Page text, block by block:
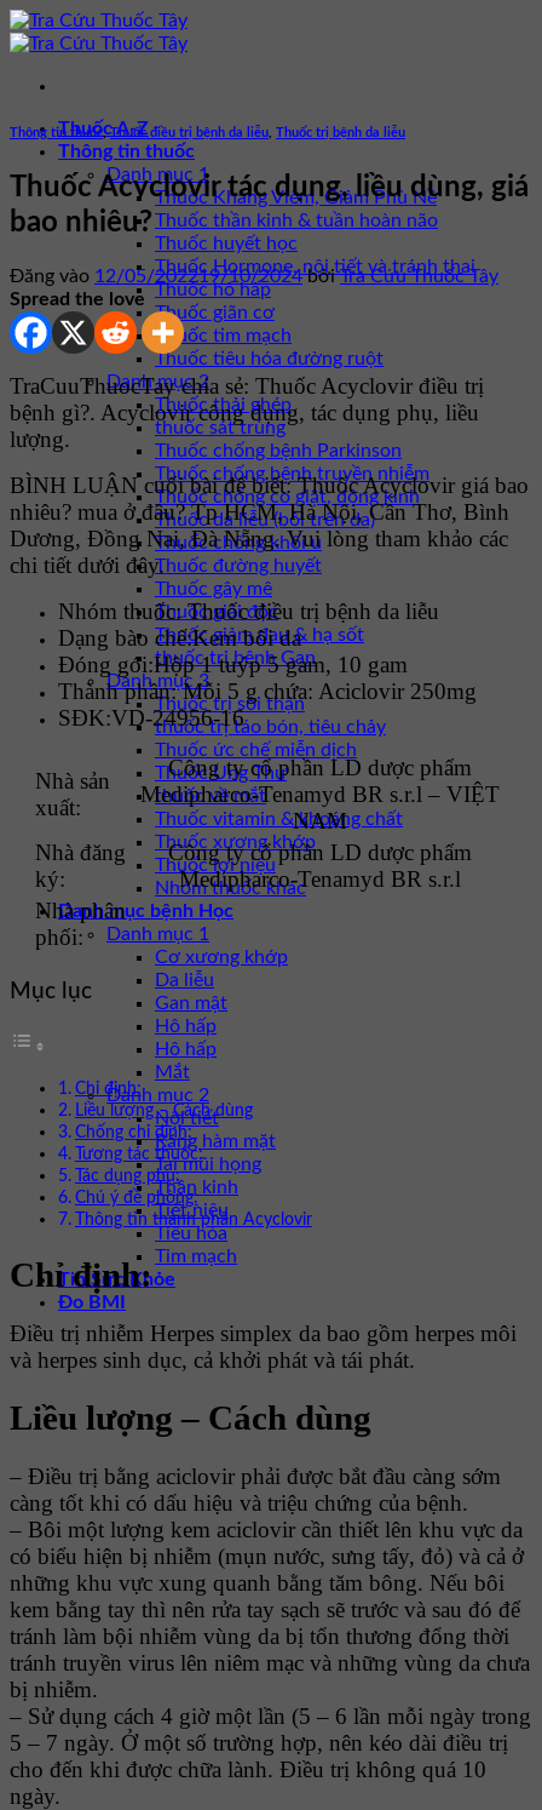
Bỏ
qua
dung
Thuốc A-Z
Thông tin thuốc
Danh mục 1
Thuốc Kháng Viêm, Giảm Phù Nề
Thuốc thần kinh & tuần hoàn não
Thuốc huyết học
Thuốc Hormone, nội tiết và tránh thai
Thuốc hô hấp
Thuốc giãn cơ
Thuốc tim mạch
Thuốc tiêu hóa đường ruột
Danh mục 2
Thuốc thải ghép
thuốc sát trùng
Thuốc chống bệnh Parkinson
Thuốc chống bệnh truyền nhiễm
Thuốc chống co giật, động kinh
Thuốc da liễu (bôi trên da)
Thuốc chống khối u
Thuốc đường huyết
Thuốc gây mê
Thuốc giải độc
Thuốc giảm đau & hạ sốt
thuốc trị bệnh Gan
Danh mục 3
Thuốc trị sỏi thận
thuốc trị táo bón, tiêu chảy
Thuốc ức chế miễn dịch
Thuốc Ung Thư
thuốc về mắt
Thuốc vitamin & khoáng chất
Thuốc xương khớp
Thuốc lợi niệu
Nhóm thuốc khác
Danh mục bệnh Học
Danh mục 1
Cơ xương khớp
Da liễu
Gan mật
Hô hấp
Hô hấp
Mắt
Danh mục 2
Nội tiết
Răng hàm mặt
Tai mũi họng
Thần kinh
Tiết niệu
Tiêu hóa
Tim mạch
Tin Sức Khỏe
Đo BMI
Thông tin thuốc,Thuốc điều trị bệnh da liễu Thuốc trị bệnh da liễu
Thuốc Acyclovir tác dụng, liều dùng, giá
bao nhiêu?
Đăng vào 12/05/202219/10/2024 bởiTra Cứu Thuốc Tây
Spread the love
TraCuuThuocTay chia sẻ: Thuốc Acyclovir điều trị
bệnh gì?. Acyclovir công dụng, tác dụng phụ, liều
lượng.
BÌNH LUẬN cuối bài để biết: Thuốc Acyclovir giá bao
nhiêu? mua ở đâu? Tp HCM, Hà Nội, Cần Thơ, Bình
Dương, Đồng Nai, Đà Nẵng. Vui lòng tham khảo các
chi tiết dưới đây.
Nhóm thuốc:Thuốc điều trị bệnh da liễu
Dạng bào chế:Kem bôi da
Đóng gói:Hộp 1 tuýp 5 gam, 10 gam
Thành phần:Mỗi 5 g chứa: Aciclovir 250mg
SĐK:VD-24956-16
Nhà sản
xuất:
Công ty cổ phần LD dược phẩm
Medipharco-Tenamyd BR s.r.l – VIỆT
NAM
Nhà đăng
ký:
Công ty cổ phần LD dược phẩm
Medipharco-Tenamyd BR s.r.l
Nhà phân
phối:
Mục lục
Chỉ định:
Liều lượng – Cách dùng
Chống chỉ định:
Tương tác thuốc:
Tác dụng phụ:
Chú ý đề phòng:
Thông tin thành phần Acyclovir
Chỉ định:
Điều trị nhiễm Herpes simplex da bao gồm herpes môi
và herpes sinh dục, cả khởi phát và tái phát.
Liều lượng – Cách dùng
– Điều trị bằng aciclovir phải được bắt đầu càng sớm
càng tốt khi có dấu hiệu và triệu chứng của bệnh.
– Bôi một lượng kem aciclovir cần thiết lên khu vực da
có biểu hiện bị nhiễm (mụn nước, sưng tấy, đỏ) và cả ở
những khu vực xung quanh bằng tăm bông. Nếu bôi
kem bằng tay thì nên rửa tay sạch sẽ trước và sau đó để
tránh làm bội nhiễm vùng da bị tổn thương đổng thời
tránh truyền virus lên niêm mạc và những vùng da chưa
bị nhiễm.
– Sử dụng cách 4 giờ một lần (5 – 6 lần mỗi ngày trong
5 – 7 ngày. Ở một số trường hợp, nên kéo dài điều trị
cho đến khi được chữa lành. Điều trị không quá 10
ngày.